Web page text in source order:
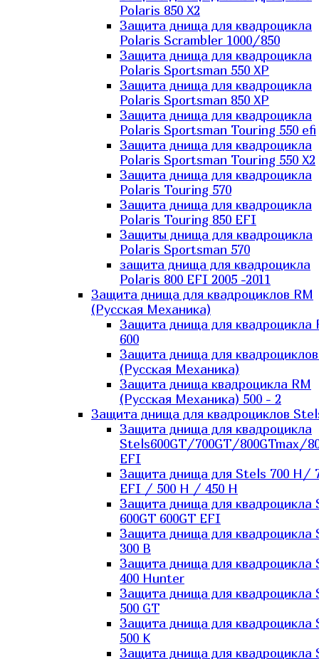
Polaris 850 X2
Защита днища для квадроцикла
Polaris Scrambler 1000/850
Защита днища для квадроцикла
Polaris Sportsman 550 XP
Защита днища для квадроцикла
Polaris Sportsman 850 XP
Защита днища для квадроцикла
Polaris Sportsman Touring 550 efi
Защита днища для квадроцикла
Polaris Sportsman Touring 550 X2
Защита днища для квадроцикла
Polaris Touring 570
Защита днища для квадроцикла
Polaris Touring 850 EFI
Защиты днища для квадроцикла
Polaris Sportsman 570
защита днища для квадроцикла
Polaris 800 EFI 2005 -2011
Защита днища для квадроциклов RM
(Русская Механика)
Защита днища для квадроцикла
600
Защита днища для
(Русская Механика)
Защита днища квадроцикла RM
(Русская Механика) 500 - 2
Защита днища для квадроциклов
Защита днища для квадроцикла
Stels600GT/700GT/800GTmax/
EFI
Защита днища для Stels 700 H/
EFI / 500 H / 450 H
Защита днища для квадроцикла
600GT 600GT EFI
Защита днища для квадроцикла
300 B
Защита днища для квадроцикла
400 Hunter
Защита днища для квадроцикла
500 GT
Защита днища для квадроцикла
500 K
Защита днища для квадроцикла